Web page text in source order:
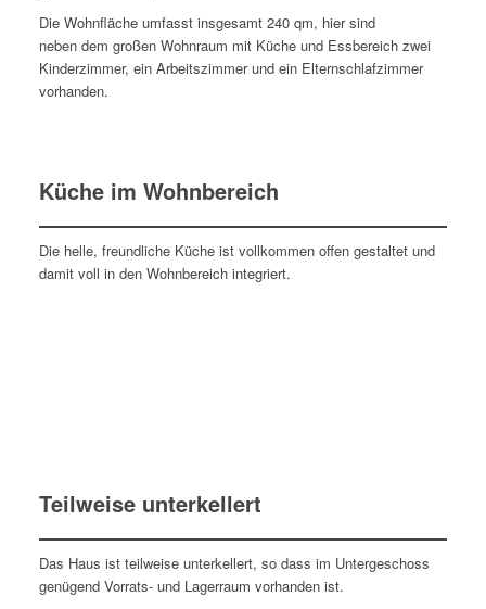
Die Wohnfläche umfasst insgesamt 240 qm, hier sind
neben dem großen Wohnraum mit Küche und Essbereich zwei
Kinderzimmer, ein Arbeitszimmer und ein Elternschlafzimmer
vorhanden.
Küche im Wohnbereich
Die helle, freundliche Küche ist vollkommen offen gestaltet und
damit voll in den Wohnbereich integriert.
Teilweise unterkellert
Das Haus ist teilweise unterkellert, so dass im Untergeschoss
genügend Vorrats- und Lagerraum vorhanden ist.